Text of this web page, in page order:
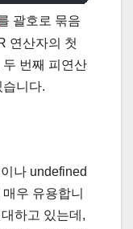
괄호로 묶음
연산자의 첫
번째 피연산
습니다.
나 undefined
우 유용합니
하고 있는데,